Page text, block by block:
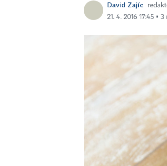
David Zajíc
21. 4. 2016 17:45 ▪